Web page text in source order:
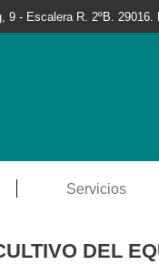
9 - Escalera R. 2ºB. 29016.
Servicios
DEL